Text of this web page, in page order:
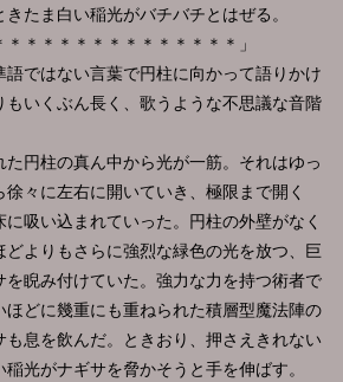
たま白い稲光がバチバチとはぜる。
＊＊＊＊＊＊＊＊＊＊＊＊＊＊」
ではない言葉で円柱に向かって語りかけ
もいくぶん長く、歌うような不思議な音階
円柱の真ん中から光が一筋。それはゆっ
々に左右に開いていき、極限まで開く
吸い込まれていった。円柱の外壁がなく
どよりもさらに強烈な緑色の光を放つ、巨
を睨み付けていた。強力な力を持つ術者で
ほどに幾重にも重ねられた積層型魔法陣の
息を飲んだ。ときおり、押さえきれない
光がナギサを脅かそうと手を伸ばす。